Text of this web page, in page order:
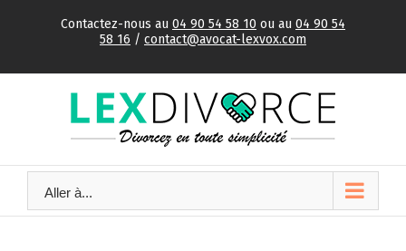
Contactez-nous au 04 90 54 58 10 ou au 04 90 54
58 16 / contact@avocat-lexvox.com
Aller à...